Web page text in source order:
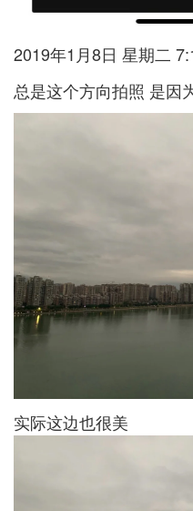
2019年1月8日 星期二
总是这个方向拍照 是因
实际这边也很美